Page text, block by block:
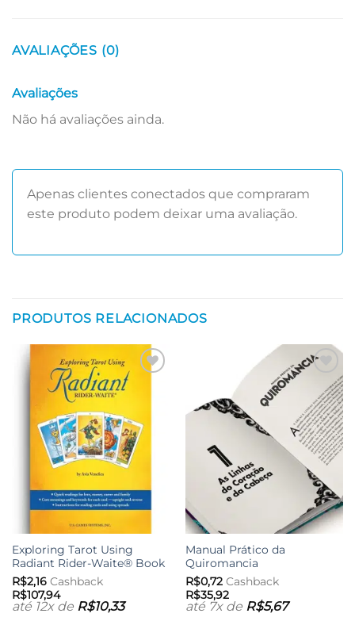
AVALIAÇÕES (0)
Avaliações
Não há avaliações ainda.
Apenas clientes conectados que compraram
este produto podem deixar uma avaliação.
PRODUTOS RELACIONADOS
Adicionar
aos meus
Exploring Tarot Using
Radiant Rider-Waite® Book
R$2,16Cashback
R$107,94
até 12x de R$10,33
Adicionar
aos meus
desejos
Manual Prático da
Quiromancia
R$0,72Cashback
R$35,92
até 7x de R$5,67